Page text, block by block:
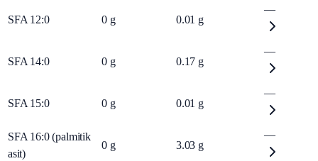
SFA 12:0 0 g 0.01 g
—
SFA 14:0 0 g 0.17 g
—
SFA 15:0 0 g 0.01 g
—
SFA 16:0 (palmitik
asit)
0 g 3.03 g
—